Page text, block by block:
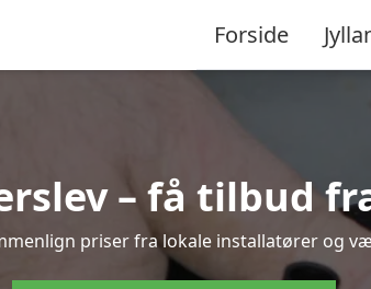
Forside
– få tilbud
priser fra lokale installatører og